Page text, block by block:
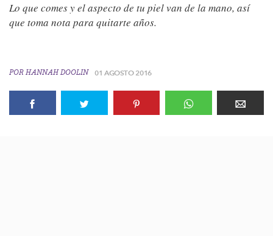
Lo que comes y el aspecto de tu piel van de la mano, así
que toma nota para quitarte años.
POR HANNAH DOOLIN 01 AGOSTO 2016